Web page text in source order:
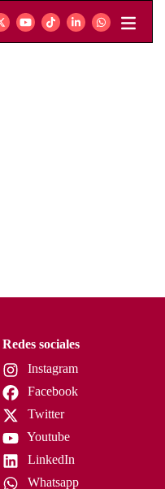
Redes sociales
Instagram
Facebook
Twitter
Youtube
LinkedIn
Whatsapp